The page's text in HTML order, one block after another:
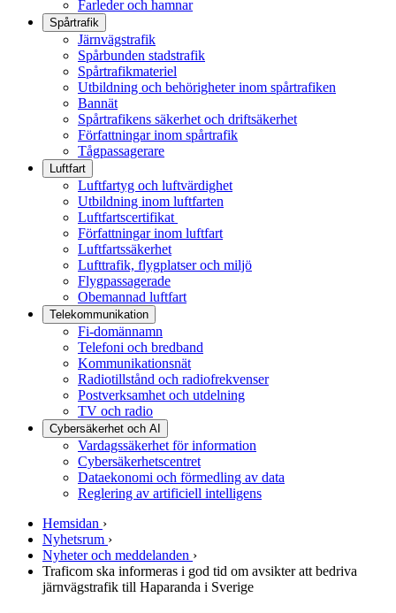
Farleder och hamnar
Spårtrafik
Järnvägstrafik
Spårbunden stadstrafik
Spårtrafikmateriel
Utbildning och behörigheter inom spårtrafiken
Bannät
Spårtrafikens säkerhet och driftsäkerhet
Författningar inom spårtrafik
Tågpassagerare
Luftfart
Luftfartyg och luftvärdighet
Utbildning inom luftfarten
Luftfartscertifikat
Författningar inom luftfart
Luftfartssäkerhet
Lufttrafik, flygplatser och miljö
Flygpassagerade
Obemannad luftfart
Telekommunikation
Fi-domännamn
Telefoni och bredband
Kommunikationsnät
Radiotillstånd och radiofrekvenser
Postverksamhet och utdelning
TV och radio
Cybersäkerhet och AI
Vardagssäkerhet för information
Cybersäkerhetscentret
Dataekonomi och förmedling av data
Reglering av artificiell intelligens
Hemsidan ›
Nyhetsrum ›
Nyheter och meddelanden ›
Traficom ska informeras i god tid om avsikter att bedriva
järnvägstrafik till Haparanda i Sverige